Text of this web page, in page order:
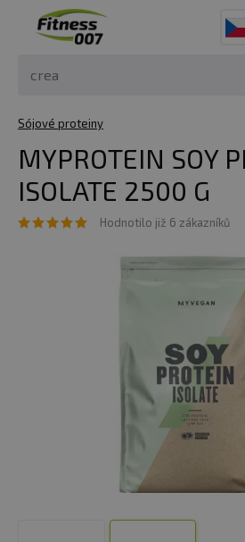
Sójové proteiny
MYPROTEIN SOY
ISOLATE 2500 G
Hodnotilo již 6 zákazníků